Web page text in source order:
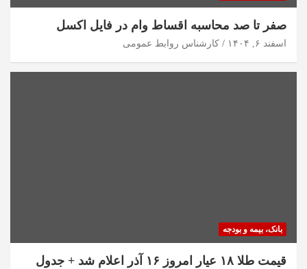
صفر تا صد محاسبه اقساط وام در فایل اکسل
اسفند ۶, ۱۴۰۴ کارشناس روابط عمومی
بانک، بیمه و بودجه
قیمت طلا ۱۸ عیار امروز ۱۶ آذر اعلام شد + جدول